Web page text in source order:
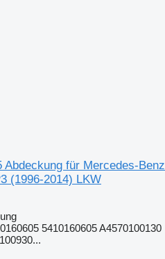
Abdeckung für Mercedes-Benz
(1996-2014) LKW
5410160605 A4570100130